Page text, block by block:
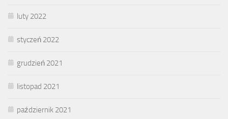
luty 2022
styczeń 2022
grudzień 2021
listopad 2021
październik 2021